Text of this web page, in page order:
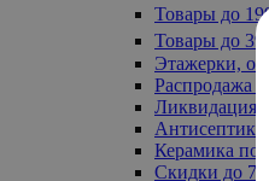
Товары до
Товары до
Этажерки,
Распродажа
Ликвидация
Антисептики
Керамика по
Скидки до